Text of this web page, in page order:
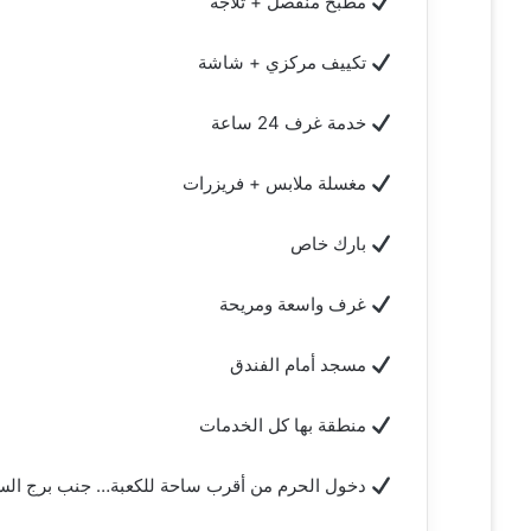
تكييف مركزي + شاشة
خدمة غرف 24 ساعة
مغسلة ملابس + فريزرات
بارك خاص
غرف واسعة ومريحة
مسجد أمام الفندق
منطقة بها كل الخدمات
دخول الحرم من أقرب ساحة للكعبة… جنب برج